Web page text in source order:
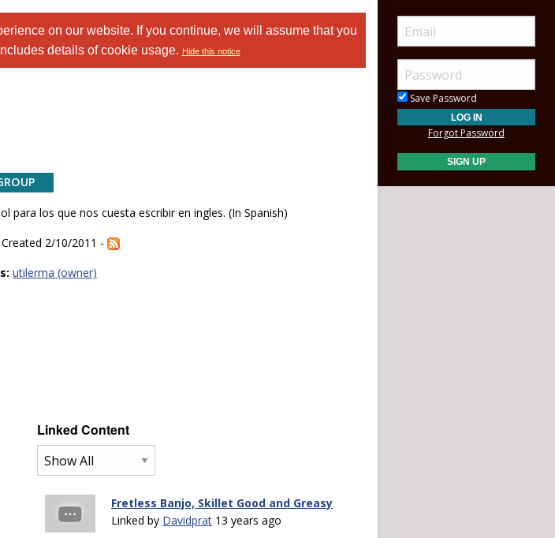
on our website. If you continue, we will assume that you
details of cookie usage. Hide this notice
para los que nos cuesta escribir en ingles. (In Spanish)
Created 2/10/2011 -
utilerma (owner)
Linked Content
Fretless Banjo, Skillet Good and Greasy
Linked by Davidprat 13 years ago
Save Password
Forgot Password